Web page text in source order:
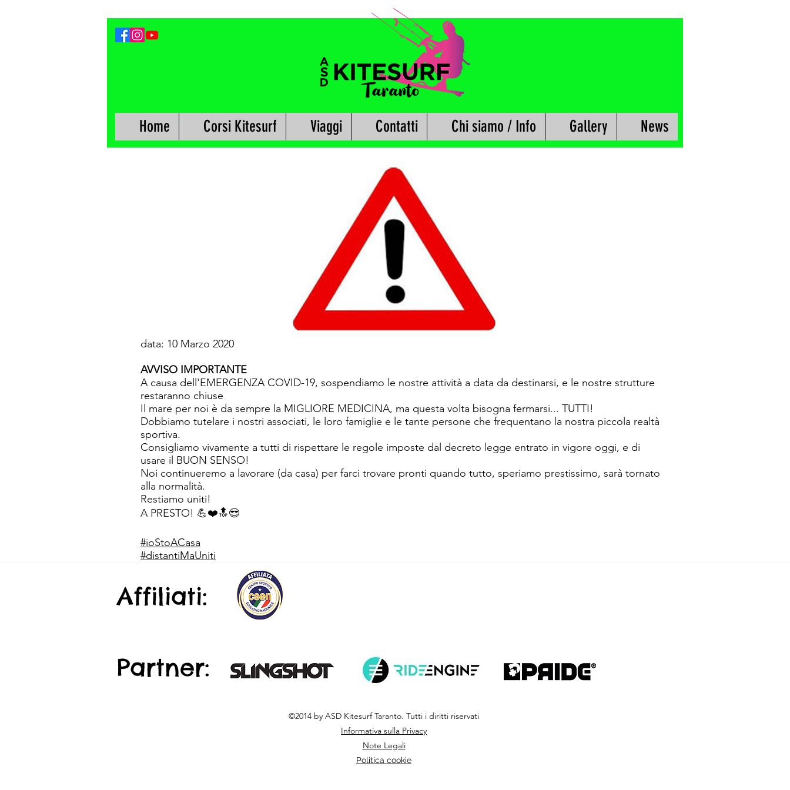
Home Corsi Kitesurf Viaggi Contatti Chi siamo / Info Gallery News
data: 10 Marzo 2020
AVVISO IMPORTANTE
A causa dell'EMERGENZA COVID-19, sospendiamo le nostre attività a data da destinarsi, e le nostre strutture
restaranno chiuse
Il mare per noi è da sempre la MIGLIORE MEDICINA, ma questa volta bisogna fermarsi... TUTTI!
Dobbiamo tutelare i nostri associati, le loro famiglie e le tante persone che frequentano la nostra piccola realtà
sportiva.
Consigliamo vivamente a tutti di rispettare le regole imposte dal decreto legge entrato in vigore oggi, e di
usare il BUON SENSO!
Noi continueremo a lavorare (da casa) per farci trovare pronti quando tutto, speriamo prestissimo, sarà tornato
alla normalità.
Restiamo uniti!
A PRESTO! 💪❤️🔝😎
#ioStoACasa
#distantiMaUniti
Affiliati:
Partner:
©2014 by ASD Kitesurf Taranto. Tutti i diritti riservati
Informativa sulla Privacy
Note Legali
Politica cookie